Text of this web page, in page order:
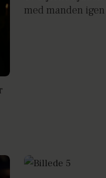
med manden igen